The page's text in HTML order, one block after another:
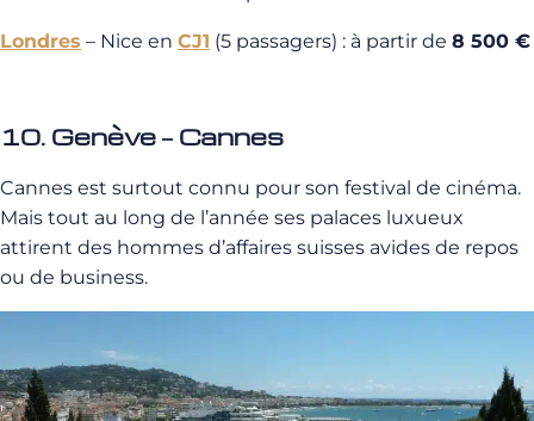
Londres – Nice en CJ1 (5 passagers) : à partir de 8 500 €
10. Genève – Cannes
Cannes est surtout connu pour son festival de cinéma.
Mais tout au long de l’année ses palaces luxueux
attirent des hommes d’affaires suisses avides de repos
ou de business.